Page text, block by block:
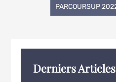
PARCOURSUP
Derniers Articles